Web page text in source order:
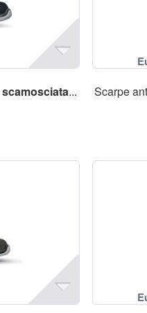
scamosciata...
Scarpe